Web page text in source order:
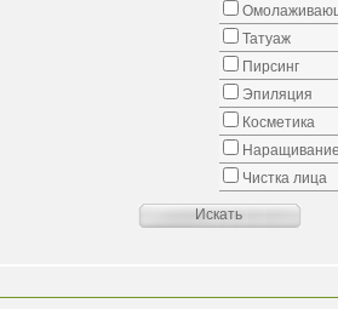
Татуаж
Пирсинг
Эпиляция
Косметика
Чистка лица